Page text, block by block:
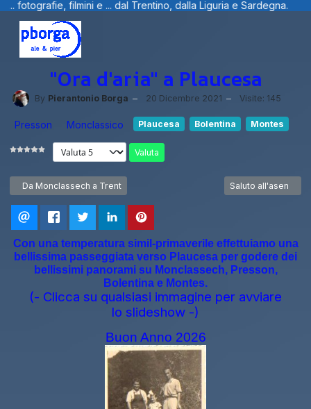
filmini e ... dal Trentino, dalla Liguria e Sardegna.
"Ora d'aria" a Plaucesa
By Pierantonio Borga 20 Dicembre 2021 Visite: 145
Presson Monclassico Plaucesa Bolentina Montes
Valuta
Articolo precedente: Da Monclassech a Trent
Da Monclassech a Trent Articolo
Saluto all'asen
Con una temperatura simil-primaverile effettuiamo una
bellissima passeggiata verso Plaucesa per godere dei
bellissimi panorami su Monclassech, Presson,
Bolentina e Montes.
(- Clicca su qualsiasi immagine per avviare
lo slideshow -)
Buon Anno 2026